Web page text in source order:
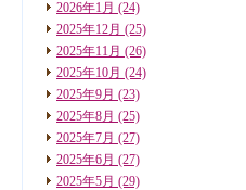
2026年1月 (24)
2025年12月 (25)
2025年11月 (26)
2025年10月 (24)
2025年9月 (23)
2025年8月 (25)
2025年7月 (27)
2025年6月 (27)
2025年5月 (29)